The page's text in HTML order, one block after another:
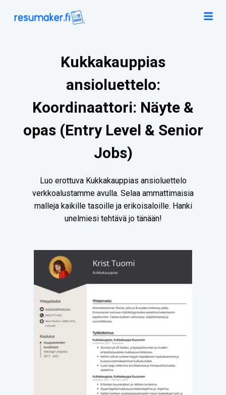
Kukkakauppias
ansioluettelo:
Koordinaattori: Näyte &
opas (Entry Level & Senior
Jobs)
Luo erottuva Kukkakauppias ansioluettelo
verkkoalustamme avulla. Selaa ammattimaisia
malleja kaikille tasoille ja erikoisaloille. Hanki
unelmiesi tehtävä jo tänään!